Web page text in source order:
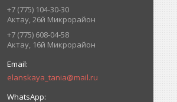
+7 (775) 104-30-30
Актау, 26й Микрорайон
+7 (775) 608-04-58
Актау, 16й Микрорайон
elanskaya_tania@mail.ru